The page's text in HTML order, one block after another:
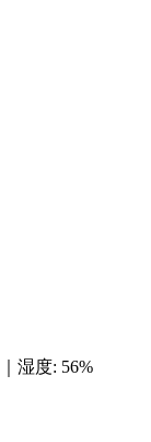
湿度: 56%